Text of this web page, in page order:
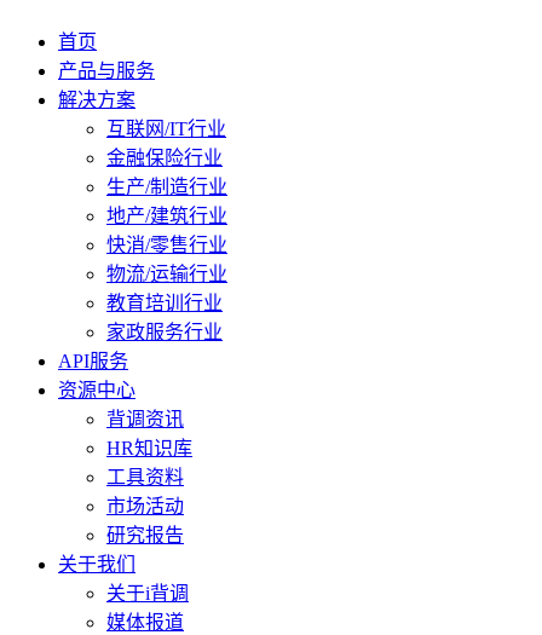
首页
产品与服务
解决方案
互联网/IT行业
金融保险行业
生产/制造行业
地产/建筑行业
快消/零售行业
物流/运输行业
教育培训行业
家政服务行业
API服务
资源中心
背调资讯
HR知识库
工具资料
市场活动
研究报告
关于我们
关于i背调
媒体报道